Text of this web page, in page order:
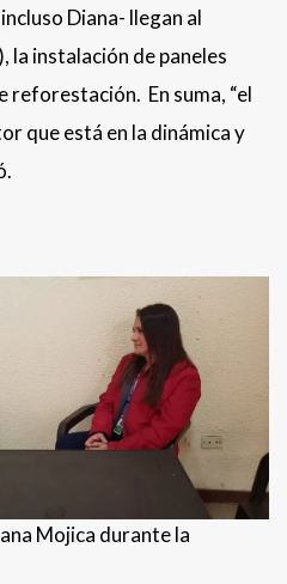
Diana- llegan al
la instalación de paneles
reforestación. En suma, “el
que está en la dinámica y
Mojica durante la